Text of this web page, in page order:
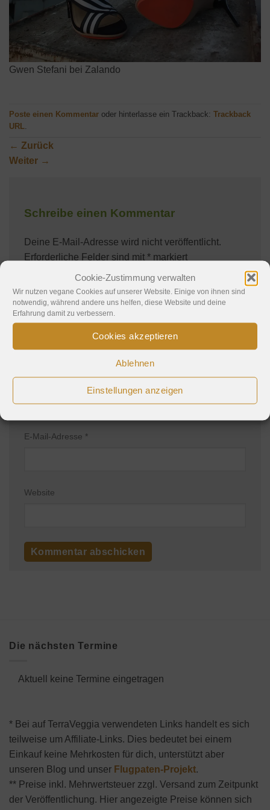
Cookie-Zustimmung verwalten
Wir nutzen vegane Cookies auf unserer Website. Einige von ihnen sind
notwendig, während andere uns helfen, diese Website und deine
Erfahrung damit zu verbessern.
Cookies akzeptieren
Ablehnen
Einstellungen anzeigen
Gwen Stefani bei Zalando
Poste einen Kommentar oder hinterlasse ein Trackback: Trackback
URL
← Zurück
Weiter →
Schreibe einen Kommentar
Deine E-Mail-Adresse wird nicht veröffentlicht.
Erforderliche Felder sind mit * markiert
Name*
E-Mail-Adresse *
Website
Die nächsten Termine
Aktuell keine Termine eingetragen
* Bei auf TerraVeggia verwendeten Links handelt es sich
teilweise um Affiliate-Links. Dies bedeutet bei einem
Einkauf keine Mehrkosten für dich, unterstützt aber
unseren Blog und unser Flugpaten-Projekt.
** Preise inkl. Mehrwertsteuer zzgl. Versand zum Zeitpunkt
der Veröffentlichung. Hier angezeigte Preise können sich